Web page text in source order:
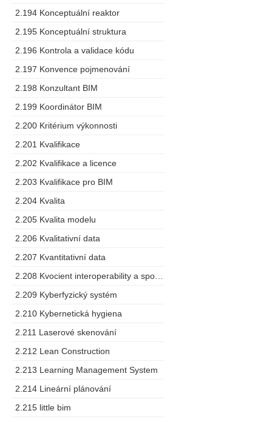
2.194 Konceptuální reaktor
2.195 Konceptuální struktura
2.196 Kontrola a validace kódu
2.197 Konvence pojmenování
2.198 Konzultant BIM
2.199 Koordinátor BIM
2.200 Kritérium výkonnosti
2.201 Kvalifikace
2.202 Kvalifikace a licence
2.203 Kvalifikace pro BIM
2.204 Kvalita
2.205 Kvalita modelu
2.206 Kvalitativní data
2.207 Kvantitativní data
2.209 Kyberfyzický systém
2.210 Kybernetická hygiena
2.211 Laserové skenování
2.212 Lean Construction
2.213 Learning Management System
2.214 Lineární plánování
2.215 little bim